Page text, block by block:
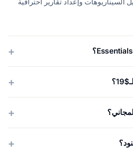
السيناريوهات وإعداد تقارير احترافية